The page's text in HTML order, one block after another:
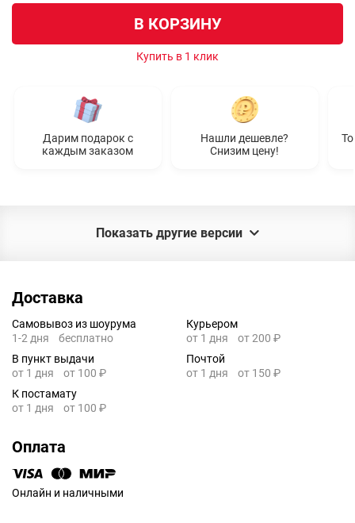
В КОРЗИНУ
Купить в 1 клик
Дарим подарок с
каждым заказом
Нашли дешевле?
Снизим цену!
Показать другие версии
Доставка
Самовывоз из шоурума
1-2 дня
бесплатно
Курьером
от 1 дня
от 200 ₽
В пункт выдачи
от 1 дня
от 100 ₽
Почтой
от 1 дня
от 150 ₽
К постамату
от 1 дня
от 100 ₽
Оплата
Онлайн и наличными